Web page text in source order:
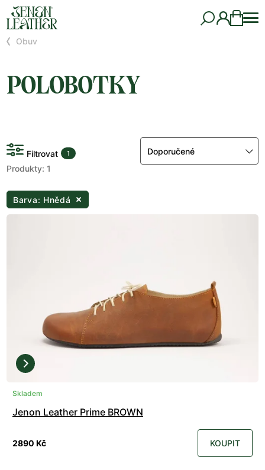
Obuv
POLOBOTKY
Filtrovat 1
Produkty: 1
Doporučené
Barva: Hnědá
Skladem
Jenon Leather Prime BROWN
2890 Kč KOUPIT